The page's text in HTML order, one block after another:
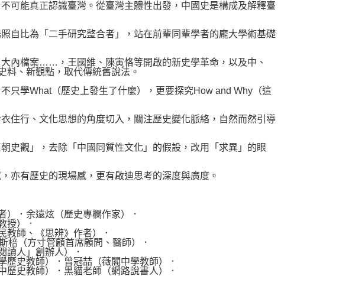
能真正認識臺灣。從臺灣主體性出發，中國史是構成及解釋臺
比為「二手研究整合者」，站在前輩同輩學者的龐大學術基礎
檔案……，王國維、陳寅恪等開啟的新史學革命，以及中、
料、新觀點，取代傳統舊說法。
學What（歷史上發生了什麼），更要探究How and Why（這
行、文化思想的角度切入，關注歷史變化脈絡，自然而然引導
觀」，去除「中國同質性文化」的假設，改用「求異」的眼
有歷史的現場感，更有啟迪思考的深度與廣度。
．余遠炫（歷史專欄作家）．
授）．
師、《思辨》作者）．
（方寸管顧首席顧問、醫師）．
人」創辦人）．
史教師）．曾冠喆（薇閣中學教師）．
史教師）．黑貓老師（網路說書人）．